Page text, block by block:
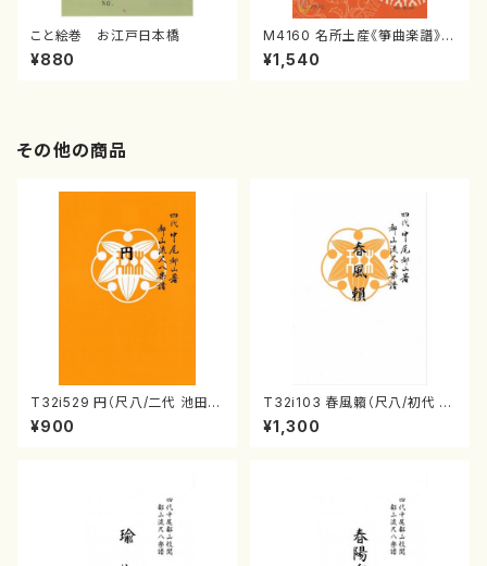
こと絵巻 お江戸日本橋
¥880
M4160 名所土産《箏曲楽譜》
（箏/宮城喜代子・宮城数江著・
宮城宗家監修/箏曲古典楽譜）
¥1,540
その他の商品
T32i529 円（尺八/二代 池田静
山/楽譜）都山流公刊楽譜曲番:2
238
¥900
T32i103 春風籟（尺八/初代 石
垣征山/尺八/都山式譜）都山流
公刊楽譜曲番:552
¥1,300